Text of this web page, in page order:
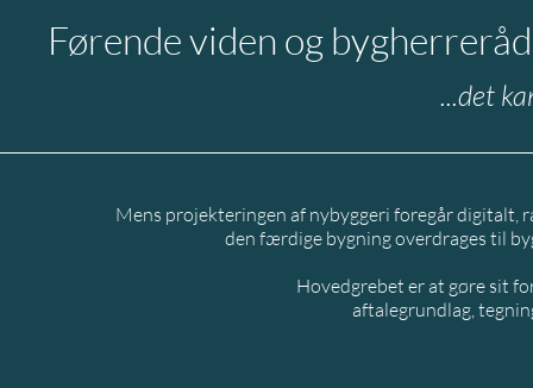
Førende viden og
...det
Mens projekteringen af nybyggeri foregår digitalt,
den færdige bygning overdrages til
​Hovedgrebet er at gøre sit
aftalegrundlag,